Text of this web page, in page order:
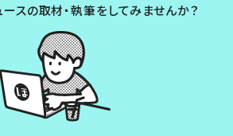
スの取材・執筆をしてみませんか？